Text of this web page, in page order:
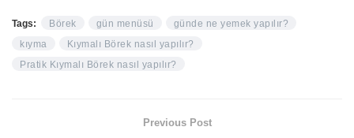
Tags: Börek gün menüsü
günde ne yemek yapılır?
kıyma
Kıymalı Börek nasıl yapılır?
Pratik Kıymalı Börek nasıl yapılır?
Previous Post